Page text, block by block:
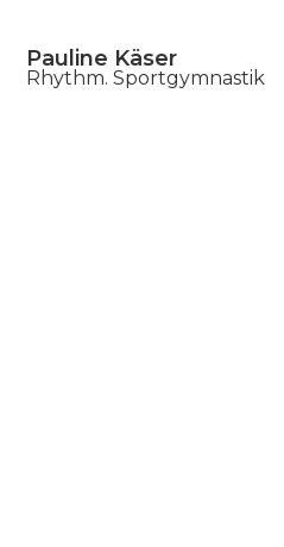
Pauline Käser
Rhythm. Sportgymnastik